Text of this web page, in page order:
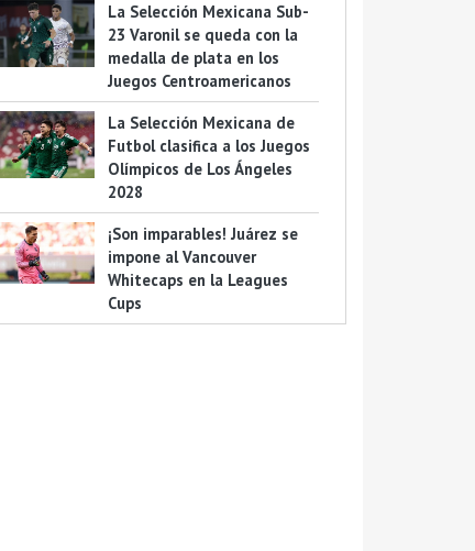
La Selección Mexicana Sub-
23 Varonil se queda con la
medalla de plata en los
Juegos Centroamericanos
La Selección Mexicana de
Futbol clasifica a los Juegos
Olímpicos de Los Ángeles
2028
¡Son imparables! Juárez se
impone al Vancouver
Whitecaps en la Leagues
Cups